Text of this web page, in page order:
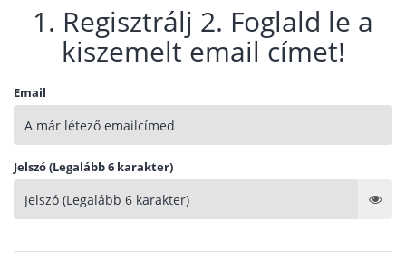
1. Regisztrálj 2. Foglald le a
kiszemelt email címet!
Email
Jelszó (Legalább 6 karakter)